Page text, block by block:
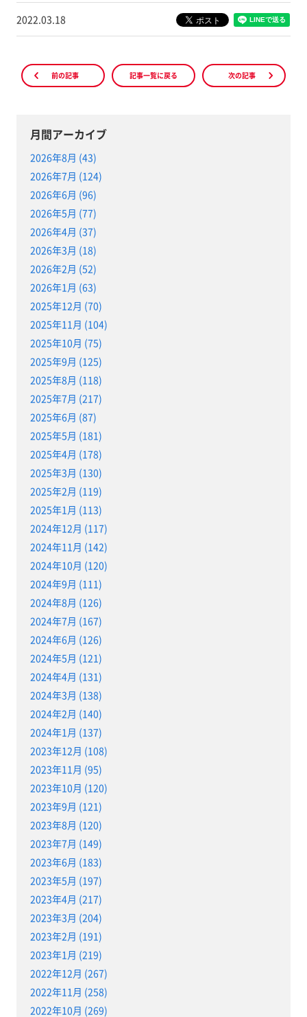
2022.03.18
前の記事 記事一覧に戻る 次の記事
月間アーカイブ
2026年8月 (43)
2026年7月 (124)
2026年6月 (96)
2026年5月 (77)
2026年4月 (37)
2026年3月 (18)
2026年2月 (52)
2026年1月 (63)
2025年12月 (70)
2025年11月 (104)
2025年10月 (75)
2025年9月 (125)
2025年8月 (118)
2025年7月 (217)
2025年6月 (87)
2025年5月 (181)
2025年4月 (178)
2025年3月 (130)
2025年2月 (119)
2025年1月 (113)
2024年12月 (117)
2024年11月 (142)
2024年10月 (120)
2024年9月 (111)
2024年8月 (126)
2024年7月 (167)
2024年6月 (126)
2024年5月 (121)
2024年4月 (131)
2024年3月 (138)
2024年2月 (140)
2024年1月 (137)
2023年12月 (108)
2023年11月 (95)
2023年10月 (120)
2023年9月 (121)
2023年8月 (120)
2023年7月 (149)
2023年6月 (183)
2023年5月 (197)
2023年4月 (217)
2023年3月 (204)
2023年2月 (191)
2023年1月 (219)
2022年12月 (267)
2022年11月 (258)
2022年10月 (269)